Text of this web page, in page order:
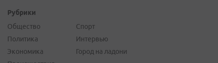
Рубрики
Общество
Политика
Экономика
Спорт
Интервью
Город на ладони